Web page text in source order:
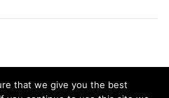
that we give you the best